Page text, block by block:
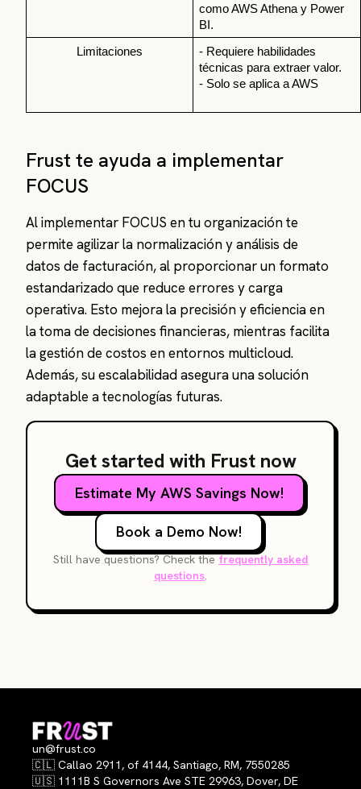
como AWS Athena y Power
BI.
Limitaciones
- Requiere habilidades
técnicas para extraer valor.
- Solo se aplica a AWS
Frust te ayuda a implementar
FOCUS
Al implementar FOCUS en tu organización te
permite agilizar la normalización y análisis de
datos de facturación, al proporcionar un formato
estandarizado que reduce errores y carga
operativa. Esto mejora la precisión y eficiencia en
la toma de decisiones financieras, mientras facilita
la gestión de costos en entornos multicloud.
Además, su escalabilidad asegura una solución
adaptable a tecnologías futuras.
Get started with Frust now
Estimate My AWS Savings Now!
Book a Demo Now!
Still have questions? Check thefrequently asked
questions.
un@frust.co
🇨🇱 Callao 2911, of 4144, Santiago, RM, 7550285
🇺🇸 1111B S Governors Ave STE 29963, Dover, DE